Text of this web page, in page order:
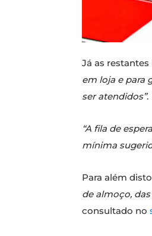
Já as
em loja e para
ser atendidos”.
“A fila de
mínima
Para além
de almoço, das
consultado no